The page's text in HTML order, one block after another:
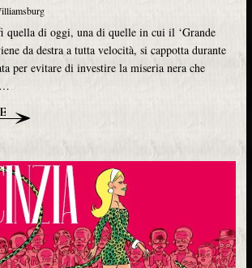
quella di oggi, una di quelle in cui il ‘Grande
da destra a tutta velocità, si cappotta durante
per evitare di investire la miseria nera che